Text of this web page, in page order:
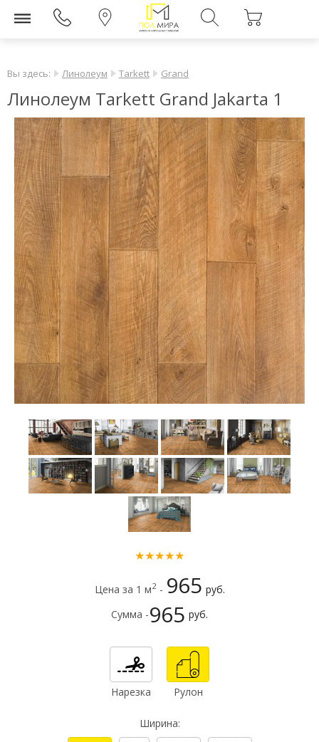
Вы здесь: Линолеум Tarkett Grand
Линолеум Tarkett Grand Jakarta 1
★★★★★
Цена за 1 м2- 965 руб.
Сумма -965 руб.
Нарезка Рулон
Ширина: